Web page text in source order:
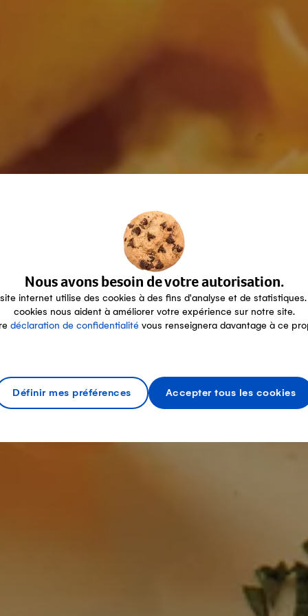
Nous avons besoin de votre autorisation.
internet utilise des cookies à des fins d'analyse et de statistiques.
cookies nous aident à améliorer votre expérience sur notre site.
déclaration de confidentialité vous renseignera davantage à ce
Définir mes préférences Accepter tous les cookies